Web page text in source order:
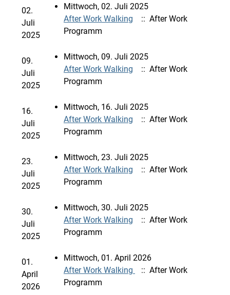
02.
Juli
2025
Mittwoch, 02. Juli 2025
After Work Walking
:: After Work
Programm
09.
Juli
2025
Mittwoch, 09. Juli 2025
After Work Walking
:: After Work
Programm
16.
Juli
2025
Mittwoch, 16. Juli 2025
After Work Walking
:: After Work
Programm
23.
Juli
2025
Mittwoch, 23. Juli 2025
After Work Walking
:: After Work
Programm
30.
Juli
2025
Mittwoch, 30. Juli 2025
After Work Walking
:: After Work
Programm
01.
April
2026
Mittwoch, 01. April 2026
After Work Walking
:: After Work
Programm